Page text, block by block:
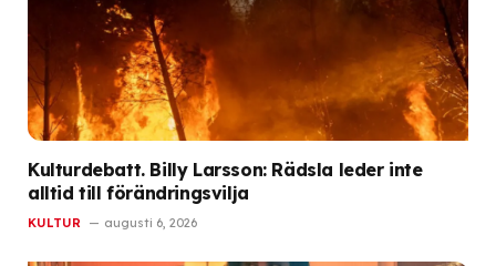
Kulturdebatt. Billy Larsson: Rädsla leder inte
alltid till förändringsvilja
KULTUR augusti 6, 2026